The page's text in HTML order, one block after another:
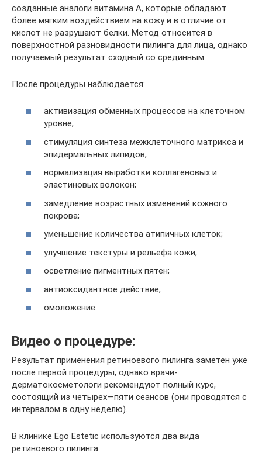
созданные аналоги витамина А, которые обладают
более мягким воздействием на кожу и в отличие от
кислот не разрушают белки. Метод относится в
поверхностной разновидности пилинга для лица, однако
получаемый результат сходный со срединным.
После процедуры наблюдается:
активизация обменных процессов на клеточном
уровне;
стимуляция синтеза межклеточного матрикса и
эпидермальных липидов;
нормализация выработки коллагеновых и
эластиновых волокон;
замедление возрастных изменений кожного
покрова;
уменьшение количества атипичных клеток;
улучшение текстуры и рельефа кожи;
осветление пигментных пятен;
антиоксидантное действие;
омоложение.
Видео о процедуре:
Результат применения ретиноевого пилинга заметен уже
после первой процедуры, однако врачи-
дерматокосметологи рекомендуют полный курс,
состоящий из четырех—пяти сеансов (они проводятся с
интервалом в одну неделю).
В клинике Ego Estetic используются два вида
ретиноевого пилинга: